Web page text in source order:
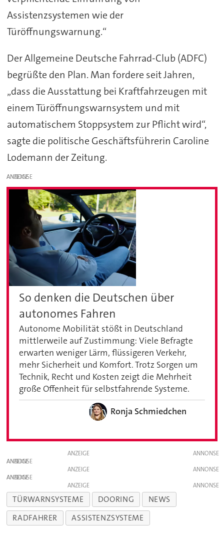
Assistenzsystemen wie der
Türöffnungswarnung.“
Der Allgemeine Deutsche Fahrrad-Club (ADFC)
begrüßte den Plan. Man fordere seit Jahren,
„dass die Ausstattung bei Kraftfahrzeugen mit
einem Türöffnungswarnsystem und mit
automatischem Stoppsystem zur Pflicht wird“,
sagte die politische Geschäftsführerin Caroline
Lodemann der Zeitung.
ANZEIGE
So denken die Deutschen über
autonomes Fahren
Autonome Mobilität stößt in Deutschland
mittlerweile auf Zustimmung: Viele Befragte
erwarten weniger Lärm, flüssigeren Verkehr,
mehr Sicherheit und Komfort. Trotz Sorgen um
Technik, Recht und Kosten zeigt die Mehrheit
große Offenheit für selbstfahrende Systeme.
Ronja Schmiedchen
ANZEIGE
ANZEIGE
ANZEIGE
ANZEIGE
ANZEIGE
TÜRWARNSYSTEME DOORING
NEWS
RADFAHRER
ASSISTENZSYSTEME